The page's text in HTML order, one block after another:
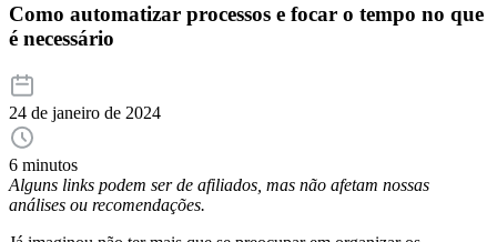
Como automatizar processos e focar o tempo no que
é necessário
24 de janeiro de 2024
6 minutos
Alguns links podem ser de afiliados, mas não afetam nossas
análises ou recomendações.